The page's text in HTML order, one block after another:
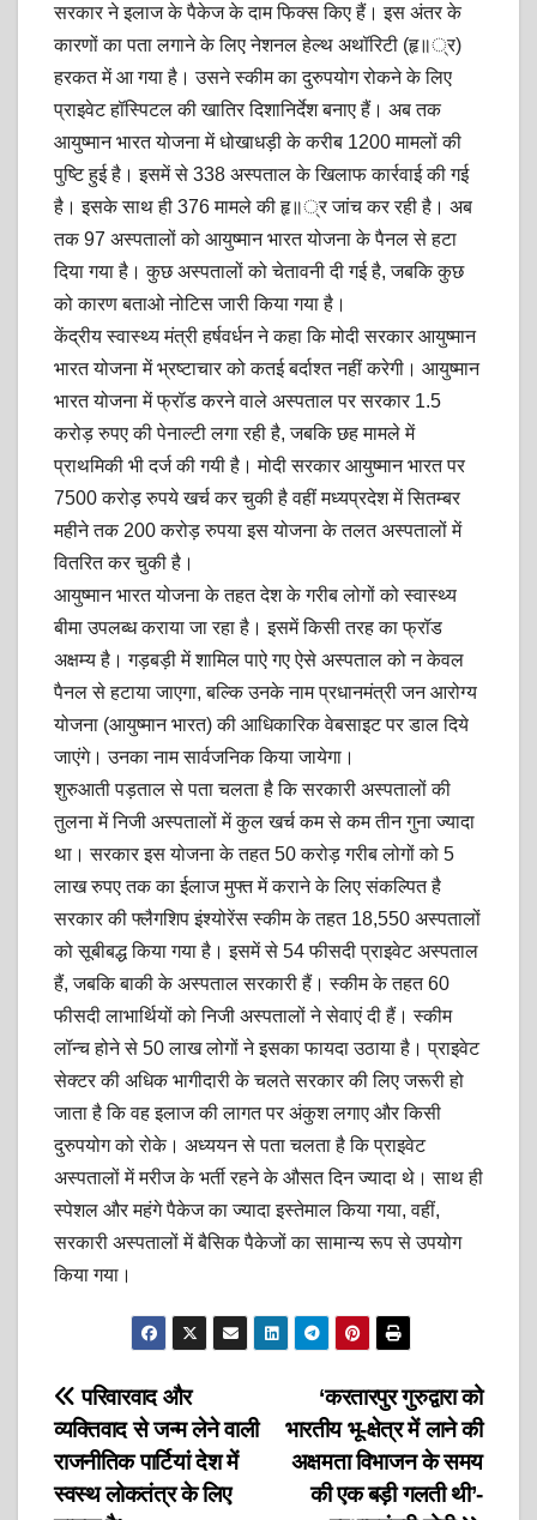
सरकार ने इलाज के पैकेज के दाम फिक्स किए हैं। इस अंतर के
कारणों का पता लगाने के लिए नेशनल हेल्थ अथॉरिटी (हृ॥्र)
हरकत में आ गया है। उसने स्कीम का दुरुपयोग रोकने के लिए
प्राइवेट हॉस्पिटल की खातिर दिशानिर्देश बनाए हैं। अब तक
आयुष्मान भारत योजना में धोखाधड़ी के करीब 1200 मामलों की
पुष्टि हुई है। इसमें से 338 अस्पताल के खिलाफ कार्रवाई की गई
है। इसके साथ ही 376 मामले की हृ॥्र जांच कर रही है। अब
तक 97 अस्पतालों को आयुष्मान भारत योजना के पैनल से हटा
दिया गया है। कुछ अस्पतालों को चेतावनी दी गई है, जबकि कुछ
को कारण बताओ नोटिस जारी किया गया है।
केंद्रीय स्वास्थ्य मंत्री हर्षवर्धन ने कहा कि मोदी सरकार आयुष्मान
भारत योजना में भ्रष्टाचार को कतई बर्दाश्त नहीं करेगी। आयुष्मान
भारत योजना में फ्रॉड करने वाले अस्पताल पर सरकार 1.5
करोड़ रुपए की पेनाल्टी लगा रही है, जबकि छह मामले में
प्राथमिकी भी दर्ज की गयी है। मोदी सरकार आयुष्मान भारत पर
7500 करोड़ रुपये खर्च कर चुकी है वहीं मध्यप्रदेश में सितम्बर
महीने तक 200 करोड़ रुपया इस योजना के तलत अस्पतालों में
वितरित कर चुकी है।
आयुष्मान भारत योजना के तहत देश के गरीब लोगों को स्वास्थ्य
बीमा उपलब्ध कराया जा रहा है। इसमें किसी तरह का फ्रॉड
अक्षम्य है। गड़बड़ी में शामिल पाऐ गए ऐसे अस्पताल को न केवल
पैनल से हटाया जाएगा, बल्कि उनके नाम प्रधानमंत्री जन आरोग्य
योजना (आयुष्मान भारत) की आधिकारिक वेबसाइट पर डाल दिये
जाएंगे। उनका नाम सार्वजनिक किया जायेगा।
शुरुआती पड़ताल से पता चलता है कि सरकारी अस्पतालों की
तुलना में निजी अस्पतालों में कुल खर्च कम से कम तीन गुना ज्यादा
था। सरकार इस योजना के तहत 50 करोड़ गरीब लोगों को 5
लाख रुपए तक का ईलाज मुफ्त में कराने के लिए संकल्पित है
सरकार की फ्लैगशिप इंश्योरेंस स्कीम के तहत 18,550 अस्पतालों
को सूबीबद्ध किया गया है। इसमें से 54 फीसदी प्राइवेट अस्पताल
हैं, जबकि बाकी के अस्पताल सरकारी हैं। स्कीम के तहत 60
फीसदी लाभार्थियों को निजी अस्पतालों ने सेवाएं दी हैं। स्कीम
लॉन्च होने से 50 लाख लोगों ने इसका फायदा उठाया है। प्राइवेट
सेक्टर की अधिक भागीदारी के चलते सरकार की लिए जरूरी हो
जाता है कि वह इलाज की लागत पर अंकुश लगाए और किसी
दुरुपयोग को रोके। अध्ययन से पता चलता है कि प्राइवेट
अस्पतालों में मरीज के भर्ती रहने के औसत दिन ज्यादा थे। साथ ही
स्पेशल और महंगे पैकेज का ज्यादा इस्तेमाल किया गया, वहीं,
सरकारी अस्पतालों में बैसिक पैकेजों का सामान्य रूप से उपयोग
किया गया।
Post
navigation
‘करतारपुर गुरुद्वारा को
भारतीय भू-क्षेत्र में लाने की
अक्षमता विभाजन के समय
की एक बड़ी गलती थी’-
परिवारवाद और
व्यक्तिवाद से जन्म लेने वाली
राजनीतिक पार्टियां देश में
स्वस्थ लोकतंत्र के लिए